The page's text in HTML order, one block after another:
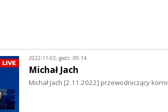
2022-11-02, godz. 09:14
Michał Jach
Michał Jach [2.11.2022] przewodniczący